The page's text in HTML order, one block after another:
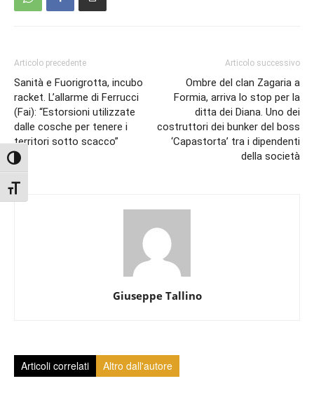
Attiva/disattiva alto contrasto
Attiva/disattiva dimensione testo
Articolo precedente
Sanità e Fuorigrotta, incubo
racket. L’allarme di Ferrucci
(Fai): “Estorsioni utilizzate
dalle cosche per tenere i
territori sotto scacco”
Articolo successivo
Ombre del clan Zagaria a
Formia, arriva lo stop per la
ditta dei Diana. Uno dei
costruttori dei bunker del boss
‘Capastorta’ tra i dipendenti
della società
Giuseppe Tallino
Articoli correlati Altro dall'autore